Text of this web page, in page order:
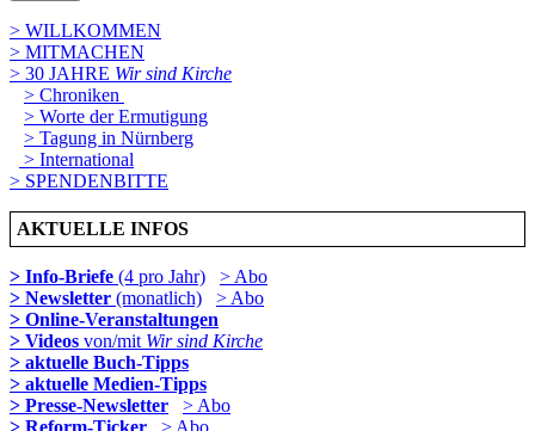
> WILLKOMMEN
> MITMACHEN
> 30 JAHRE Wir sind Kirche
> Chroniken
> Worte der Ermutigung
> Tagung in Nürnberg
> International
> SPENDENBITTE
AKTUELLE INFOS
> Info-Briefe (4 pro Jahr)
> Abo
> Newsletter (monatlich)
> Abo
> Online-Veranstaltungen
> Videos von/mit Wir sind Kirche
> aktuelle Buch-Tipps
> aktuelle Medien-Tipps
> Presse-Newsletter
> Abo
> Reform-Ticker
> Abo